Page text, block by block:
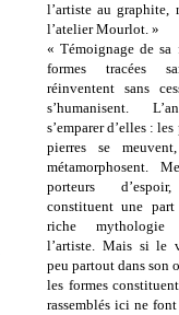
l’artiste au
l’atelier Mourlot. »
« Témoignage de sa
formes tracées
réinventent sans
s’humanisent.
s’emparer d’elles :
pierres se
métamorphosent.
porteurs
constituent une
riche mythologie
l’artiste. Mais si le
peu partout dans son
les formes
rassemblés ici ne